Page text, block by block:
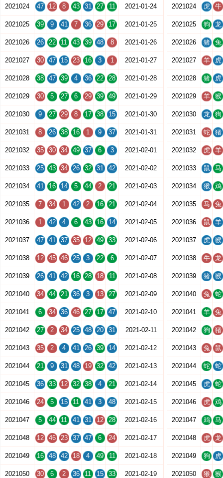
2021024 47 12 8 43 31 27 11 2021-01-24
2021025 39 9 41 7 36 29 17 2021-01-25
2021026 26 22 11 43 39 48 8 2021-01-26
2021027 30 47 15 23 16 3 1 2021-01-27
2021028 38 47 39 4 36 22 28 2021-01-28
2021029 30 5 27 6 29 39 49 2021-01-29
2021030 9 27 29 8 17 38 15 2021-01-30
2021031 8 26 38 16 1 9 37 2021-01-31
2021032 35 30 34 49 37 6 3 2021-02-01
2021033 25 43 34 26 32 31 42 2021-02-02
2021034 41 16 14 5 44 2 21 2021-02-03
2021035 7 34 1 42 2 16 21 2021-02-04
2021036 1 42 4 6 43 16 14 2021-02-05
2021037 47 41 37 35 12 49 33 2021-02-06
2021038 12 45 46 25 3 22 6 2021-02-07
2021039 26 41 42 16 28 18 11 2021-02-08
2021040 34 44 21 36 3 13 27 2021-02-09
2021041 6 34 36 46 27 17 47 2021-02-10
2021042 27 2 34 25 48 20 31 2021-02-11
2021043 35 2 4 41 26 39 14 2021-02-12
2021044 21 9 31 48 19 32 42 2021-02-13
2021045 36 33 12 32 38 4 21 2021-02-14
2021046 24 5 15 11 41 3 48 2021-02-15
2021047 5 44 11 41 31 12 28 2021-02-16
2021048 12 46 23 37 47 6 24 2021-02-17
2021049 16 48 42 18 4 49 11 2021-02-18
2021050 30 6 2 36 11 15 33 2021-02-19
2021024 虎 牛
2021025 狗 龙
2021026 猪 兔
2021027 羊 虎
2021028 猪 虎
2021029 羊 猴
2021030 龙 狗
2021031 蛇 猪
2021032 虎 羊
2021033 鼠 马
2021034 猴 鸡
2021035 马 兔
2021036 鼠 羊
2021037 虎 猴
2021038 牛 龙
2021039 猪 猴
2021040 兔 蛇
2021041 羊 兔
2021042 狗 猪
2021043 兔 鼠
2021044 蛇 蛇
2021045 虎 蛇
2021046 虎 鸡
2021047 鸡 马
2021048 虎 龙
2021049 狗 虎
2021050 猴 猴